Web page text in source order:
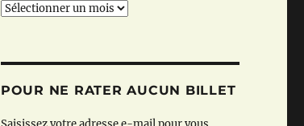
Archives
POUR NE RATER AUCUN BILLET